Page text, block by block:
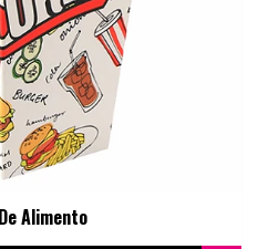
Alimento